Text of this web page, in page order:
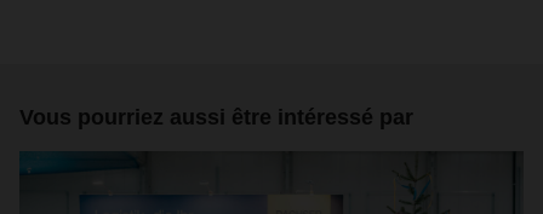
Vous pourriez aussi être intéressé par